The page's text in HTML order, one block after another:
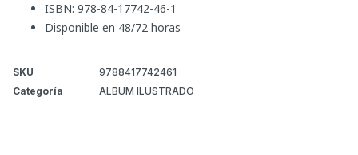
ISBN: 978-84-17742-46-1
Disponible en 48/72 horas
SKU
9788417742461
Categoría
ALBUM ILUSTRADO